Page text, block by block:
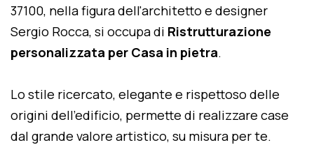
37100, nella figura dell'architetto e designer
Sergio Rocca, si occupa di Ristrutturazione
personalizzata per Casa in pietra.
Lo stile ricercato, elegante e rispettoso delle
origini dell'edificio, permette di realizzare case
dal grande valore artistico, su misura per te.